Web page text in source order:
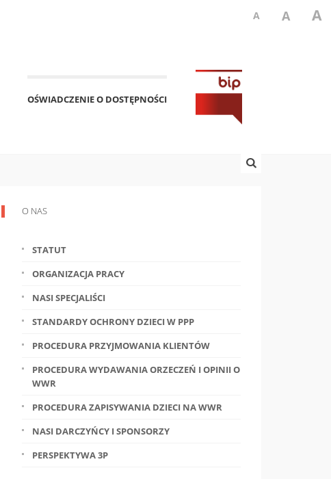
A A A
OŚWIADCZENIE O DOSTĘPNOŚCI
O NAS
STATUT
ORGANIZACJA PRACY
NASI SPECJALIŚCI
STANDARDY OCHRONY DZIECI W PPP
PROCEDURA PRZYJMOWANIA KLIENTÓW
PROCEDURA WYDAWANIA ORZECZEŃ I OPINII O
WWR
PROCEDURA ZAPISYWANIA DZIECI NA WWR
NASI DARCZYŃCY I SPONSORZY
PERSPEKTYWA 3P